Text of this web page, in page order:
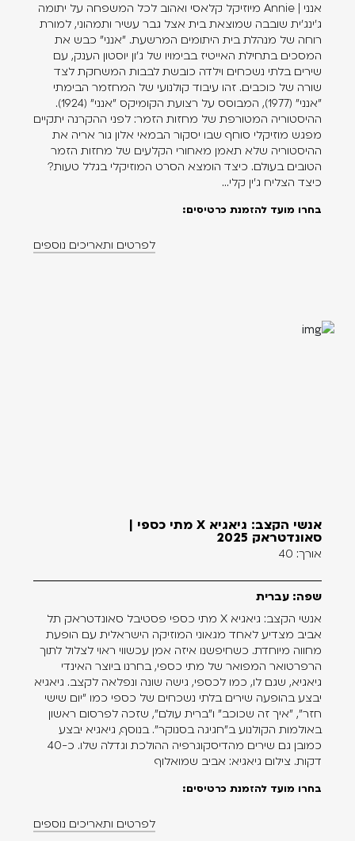
אנני | Annie מיוזיקל קלאסי ואהוב לכל המשפחה על יתומה
ג'ינג'ית שובבה שמוצאת בית אצל גבר עשיר ותמהוני, למורת
רוחה של מנהלת בית היתומים המרשעת. "אנני" כבש את
המסכים בתחילת האייטיז בבימויו של ג'ון יוסטון הענק, עם
שירים בלתי נשכחים וילדה כובשת לבבות המשחקת לצד
שורה של כוכבים. זהו עיבוד קולנועי של המחזמר הבימתי
"אנני" (1977), המבוסס על רצועת הקומיקס "אנני" (1924).
ההיסטוריה המטורפת של מחזות הזמר: לפני ההקרנה יתקיים
מפגש מוזיקלי סוחף שבו יסקור הבמאי אלון גור אריה את
ההיסטוריה שלא תאמן מאחורי הקלעים של מחזות הזמר
הטובים בעולם. כיצד הומצא הסרט המוזיקלי בגלל טעות?
כיצד הצליח ג'ין קלי...
בחרו מועד להזמנת כרטיסים:
לפרטים ותאריכים נוספים
אנשי הקצב: גיאגיא X מתי כספי |
סאונדטראק 2025
אורך: 40
שפה: עברית
אנשי הקצב: גיאגיא X מתי כספי פסטיבל סאונדטראק תל
אביב מצדיע לאחד מגאוני המוזיקה הישראלית עם הופעת
מחווה מיוחדת. כשחיפשנו איזה אמן עכשווי ראוי לצלול לתוך
הרפרטואר המפואר של מתי כספי, בחרנו ביוצר האינדי
גיאגיא, שגם לו, כמו לכספי, גישה שונה ונפלאה לקצב. גיאגיא
יבצע בהופעה שירים בלתי נשכחים של כספי כמו "יום שישי
חזר", "איך זה שכוכב" ו"ברית עולם", שזכה לפרסום ראשון
באולמות הקולנוע ב"חגיגה בסנוקר". בנוסף, גיאגיא יבצע
כמובן גם שירים מהדיסקוגרפיה ההולכת וגדלה שלו. כ-40
דקות. צילום גיאגיא: אביב שמואלוף
בחרו מועד להזמנת כרטיסים:
לפרטים ותאריכים נוספים